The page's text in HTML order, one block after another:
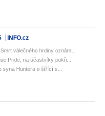
INFO.cz
válečného hrdiny oznám...
Pride, na účastníky pokři...
syna Huntera o šířící s...